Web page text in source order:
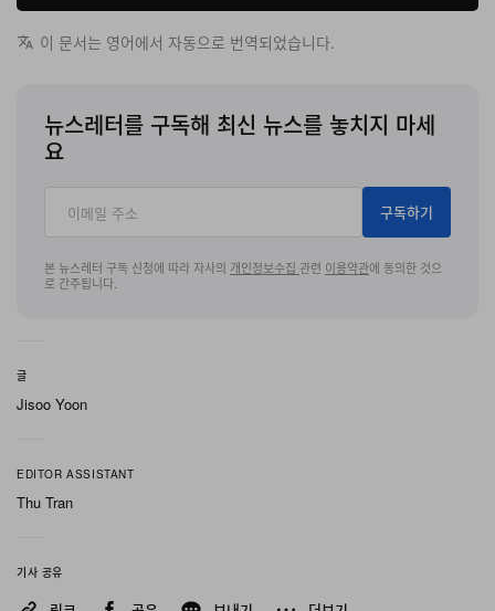
이다.
정된 베젤 구조를 유지했으며, 다이얼에는 인제니어 특유
의 격자무늬 패턴을 새겼다. 바늘과 인덱스는 로듐 도금 처
리 후 슈퍼루미노바를 채워 야간 가독성을 높였다.
무브먼트는 IWC 자사 자동 칼리버 47110을 탑재했다. 진
동수는 시간당 28,800회이며 42시간의 파워 리저브를 제
도금된 로터가 적용됐다. 가격은 1만 1,200달러로 책정됐
이 문서는 영어에서 자동으로 번역되었습니다.
뉴스레터를 구독해 최신 뉴스를 놓치지 마세
요
구독하기
본 뉴스레터 구독 신청에 따라 자사의 개인정보수집 관련 이용약관에 동의한 것으
로 간주됩니다.
글
Jisoo Yoon
EDITOR ASSISTANT
Thu Tran
기사 공유